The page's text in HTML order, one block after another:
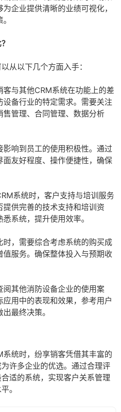
企业提供清晰的业绩可视化，
从以下几个方面入手：
客与其他CRM系统在功能上的差
备行业的特定需求。需要关注
售管理、合同管理、数据分析
影响到员工的使用积极性。通过
友好程度、操作便捷性，确保
系统时，客户支持与培训服务
提供完善的技术支持和培训资
系统，提升使用效率。
时，需要综合考虑系统的购买成
服务。确保整体投入与预期收
阅其他消防设备企业的使用案
用中的表现和效果，参考用户
最终决策。
统时，纷享销客凭借其丰富的
许多企业的优选。通过合理评
适的系统，实现客户关系管理
。